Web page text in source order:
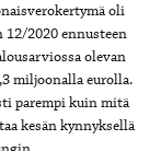
oli
2020 ennusteen
olevan
miljoonalla eurolla.
parempi kuin mitä
kesän kynnyksellä